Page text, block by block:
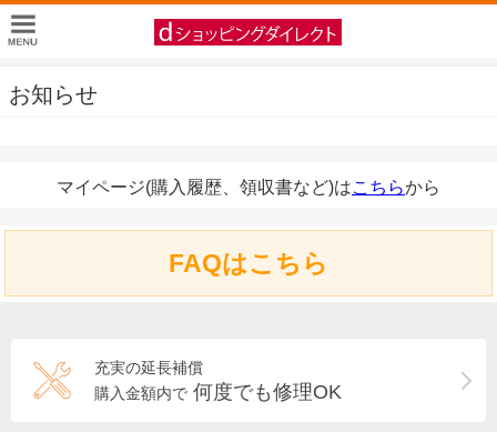
お知らせ
マイページ(購入履歴、領収書など)はこちらから
FAQはこちら
充実の延長補償
購入金額内で 何度でも修理OK